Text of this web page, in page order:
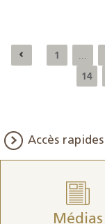
1
14
Accès rapides
Médias